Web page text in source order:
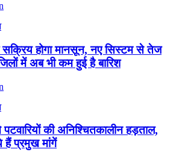
होगा मानसून, नए सिस्टम से तेज
में अब भी कम हुई है बारिश
की अनिश्चितकालीन हड़ताल,
हैं प्रमुख मांगें